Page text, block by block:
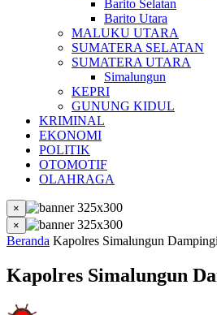
Barito Selatan
Barito Utara
MALUKU UTARA
SUMATERA SELATAN
SUMATERA UTARA
Simalungun
KEPRI
GUNUNG KIDUL
KRIMINAL
EKONOMI
POLITIK
OTOMOTIF
OLAHRAGA
×
×
Beranda Kapolres Simalungun
Kapolres Simalungun